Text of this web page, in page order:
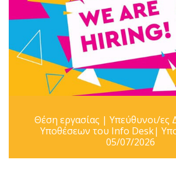
Θέση εργασίας | Υπεύθυνοι/ες
Υποθέσεων του Info Desk|
05/07/2026